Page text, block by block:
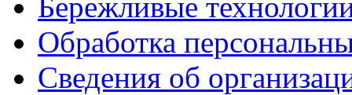
Обработка
Сведения об